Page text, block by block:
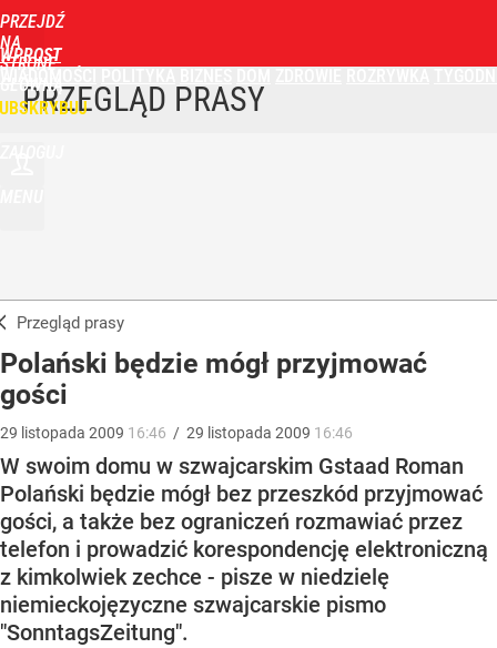
PRZEJDŹ
NA
STRONĘ
GŁÓWNĄ
WPROST
PRZEGLĄD PRASY
Przegląd prasy
Polański będzie mógł przyjmować
gości
29 listopada 2009 16:46 / 29 listopada 2009 16:46
W swoim domu w szwajcarskim Gstaad Roman
Polański będzie mógł bez przeszkód przyjmować
gości, a także bez ograniczeń rozmawiać przez
telefon i prowadzić korespondencję elektroniczną
z kimkolwiek zechce - pisze w niedzielę
niemieckojęzyczne szwajcarskie pismo
"SonntagsZeitung".